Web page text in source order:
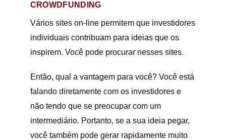
CROWDFUNDING
Vários sites on-line permitem que investidores
individuais contribuam para ideias que os
inspirem. Você pode procurar nesses sites.
Então, qual a vantagem para você? Você está
falando diretamente com os investidores e
não tendo que se preocupar com um
intermediário. Portanto, se a sua ideia pegar,
você também pode gerar rapidamente muito